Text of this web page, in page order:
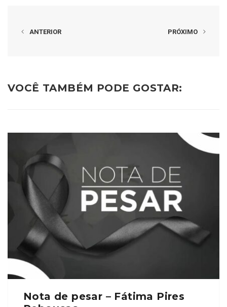
ANTERIOR PRÓXIMO
VOCÊ TAMBÉM PODE GOSTAR:
Nota de pesar – Fátima Pires